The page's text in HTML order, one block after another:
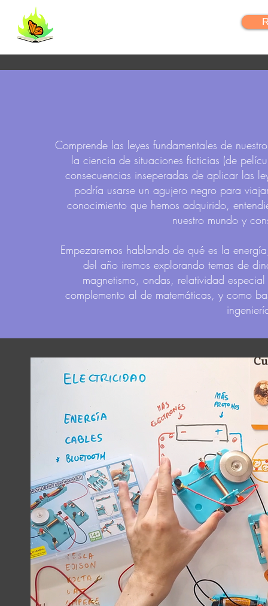
Comprende las leyes fundamentales de
la ciencia de situaciones ficticias (de
consecuencias inseperadas de aplicar las
podría usarse un agujero negro para
conocimiento que hemos adquirido,
nuestro mundo y
Empezaremos hablando de qué es la
del año iremos explorando temas de
magnetismo, ondas, relatividad
complemento al de matemáticas, y como